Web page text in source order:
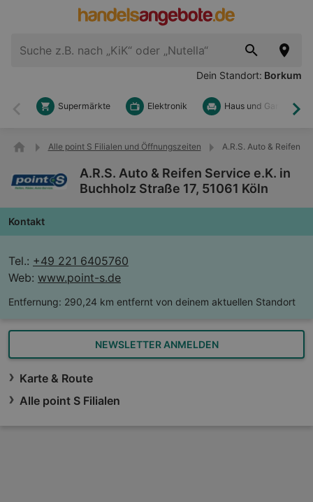
Dein Standort: Borkum
Zurück
Supermärkte Elektronik Haus und Garten
Alle point S Filialen und Öffnungszeiten A.R.S. Auto & Reifen
A.R.S. Auto & Reifen Service e.K. in
Buchholz Straße 17, 51061 Köln
Kontakt
Tel.: +49 221 6405760
Web: www.point-s.de
Entfernung: 290,24 km entfernt von deinem aktuellen Standort
NEWSLETTER ANMELDEN
Karte & Route
Alle point S Filialen